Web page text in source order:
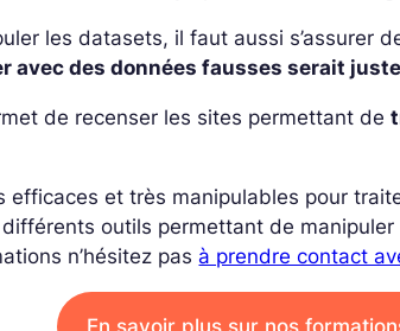
les datasets, il faut aussi s’assurer
avec des données fausses serait
de recenser les sites permettant de
efficaces et très manipulables pour
différents outils permettant de
n’hésitez pas à prendre contact
En savoir plus sur nos